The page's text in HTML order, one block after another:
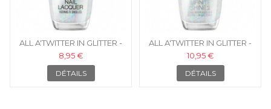
ALL A'TWITTER IN GLITTER -
OPI VERNIS À ONGLES
8,95 €
DÉTAILS
ALL A'TWITTER IN GLITTER -
OPI VERNIS INFINITE SHINE
10,95 €
DÉTAILS